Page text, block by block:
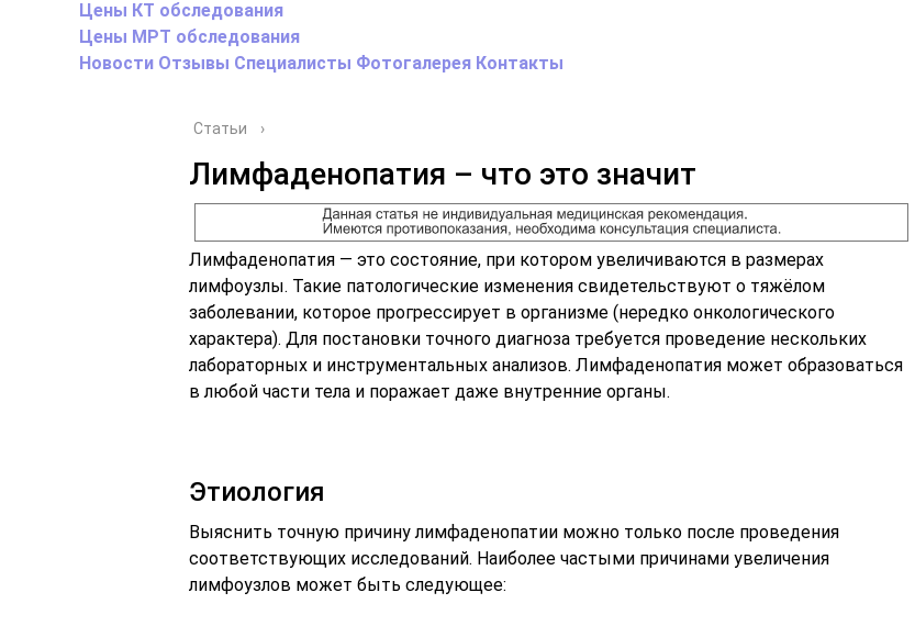
Цены КТ обследования
Цены МРТ обследования
Новости Отзывы Специалисты Фотогалерея Контакты
Статьи ›
Лимфаденопатия – что это значит
Лимфаденопатия — это состояние, при котором увеличиваются в размерах
лимфоузлы. Такие патологические изменения свидетельствуют о тяжёлом
заболевании, которое прогрессирует в организме (нередко онкологического
характера). Для постановки точного диагноза требуется проведение нескольких
лабораторных и инструментальных анализов. Лимфаденопатия может образоваться
в любой части тела и поражает даже внутренние органы.
Этиология
Выяснить точную причину лимфаденопатии можно только после проведения
соответствующих исследований. Наиболее частыми причинами увеличения
лимфоузлов может быть следующее: